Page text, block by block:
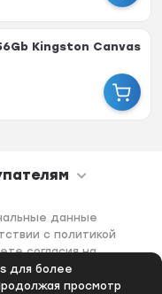
для более
просмотр
Kingston Canvas
данные
с политикой
согласия на
вам необходимо